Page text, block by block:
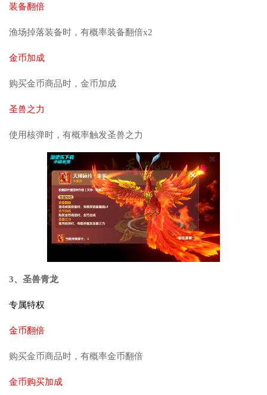
装备翻倍
渔场掉落装备时，有概率装备翻倍x2
金币加成
购买金币商品时，金币加成
圣兽之力
使用核弹时，有概率触发圣兽之力
3、圣兽青龙
专属特权
金币翻倍
购买金币商品时，有概率金币翻倍
金币购买加成